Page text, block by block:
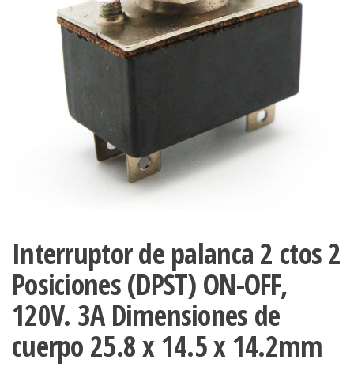
Interruptor de palanca 2 ctos 2
Posiciones (DPST) ON-OFF,
120V. 3A Dimensiones de
cuerpo 25.8 x 14.5 x 14.2mm